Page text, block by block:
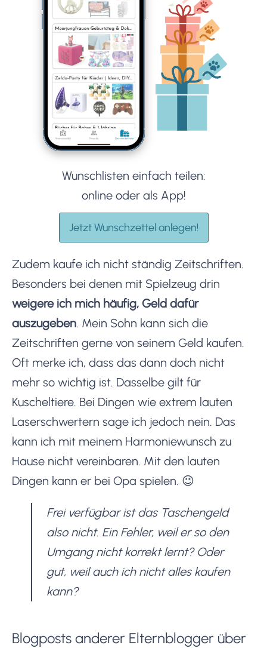
Wunschlisten einfach teilen:
online oder als App!
Jetzt Wunschzettel anlegen!
Zudem kaufe ich nicht ständig Zeitschriften.
Besonders bei denen mit Spielzeug drin
weigere ich mich häufig, Geld dafür
auszugeben. Mein Sohn kann sich die
Zeitschriften gerne von seinem Geld kaufen.
Oft merke ich, dass das dann doch nicht
mehr so wichtig ist. Dasselbe gilt für
Kuscheltiere. Bei Dingen wie extrem lauten
Laserschwertern sage ich jedoch nein. Das
kann ich mit meinem Harmoniewunsch zu
Hause nicht vereinbaren. Mit den lauten
Dingen kann er bei Opa spielen. 😉
Frei verfügbar ist das Taschengeld
also nicht. Ein Fehler, weil er so den
Umgang nicht korrekt lernt? Oder
gut, weil auch ich nicht alles kaufen
kann?
Blogposts anderer Elternblogger über